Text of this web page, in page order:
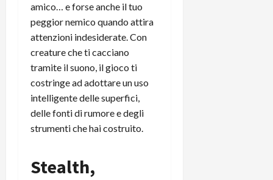
amico… e forse anche il tuo
peggior nemico quando attira
attenzioni indesiderate. Con
creature che ti cacciano
tramite il suono, il gioco ti
costringe ad adottare un uso
intelligente delle superfici,
delle fonti di rumore e degli
strumenti che hai costruito.
Stealth,